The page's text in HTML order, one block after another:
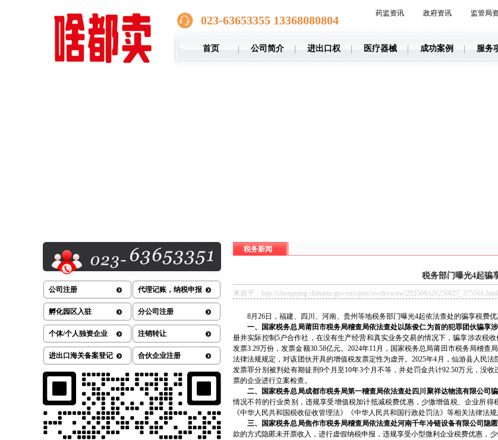
023-63653355 13368080804
药监资讯 政府资讯 监管局
首页 公司简介 进出口权 医疗器械 成功案例 服务
公司注册 代理记账，纳税申报
孵化园区入驻 分公司注册
个体/个人独资企业 注销转让
进出口海关备案登记 合伙企业注册
税务新闻
税务部门曝光4起骗
来源于：http://chongqing.chinatax.gov.cn/cqtax/xwdt/swxw/202508/t20250827_375561.html
8月26日，福建、四川、河南、贵州等地税务部门曝光4起依法查处的骗享税费优
一、国家税务总局莆田市税务局稽查局依法查处以陈俊仁为首的犯罪团伙骗享
册并实际控制5户合作社，在没有生产经营和真实业务交易的情况下，骗享涉农税
发票3.29万份，发票金额30.58亿元。2024年11月，国家税务总局莆田市税务局稽
法律法规规定，对该团伙开具的增值税发票定性为虚开。2025年4月，仙游县人民
发票罪分别被判处有期徒刑9个月至10年3个月不等，并处罚金共计92.50万元，没
票的企业进行立案检查。
二、国家税务总局成都市税务局第一稽查局依法查处四川聚祥达物流有限公司
情况不符的行业类别，违规享受增值税加计抵减税费优惠，少缴增值税、企业所
《中华人民共和国税收征收管理法》《中华人民共和国行政处罚法》等相关法律法
三、国家税务总局焦作市税务局稽查局依法查处河南千年冷链设备有限公司隐
款的方式隐匿未开票收入，进行虚假纳税申报，违规享受小型微利企业税费优惠，